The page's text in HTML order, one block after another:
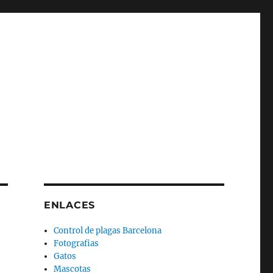
ENLACES
Control de plagas Barcelona
Fotografias
Gatos
Mascotas